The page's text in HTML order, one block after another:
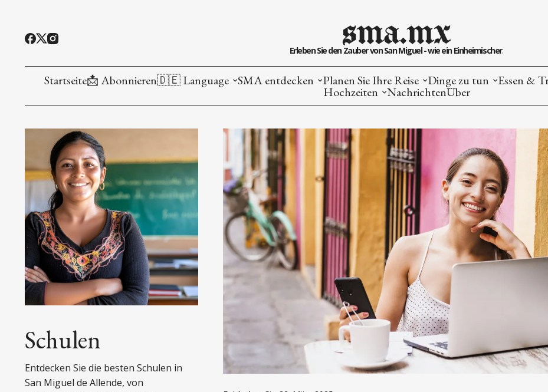
sma.mx
Erleben Sie den Zauber von San Miguel - wie ein Einheimischer.
Startseite📩 Abonnieren🇩🇪 Language SMA entdecken Planen Sie Ihre Reise Dinge zu tun Essen &
Hochzeiten NachrichtenÜber
Schulen
Entdecken Sie die besten Schulen in
San Miguel de Allende, von